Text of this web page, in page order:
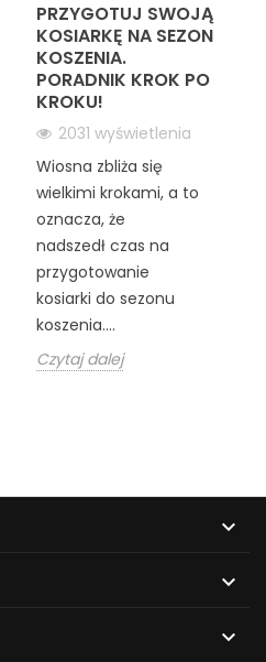
PRZYGOTUJ SWOJĄ
KOSIARKĘ NA SEZON
KOSZENIA.
PORADNIK KROK PO
KROKU!
2031 wyświetlenia
Wiosna zbliża się
wielkimi krokami, a to
oznacza, że
nadszedł czas na
przygotowanie
kosiarki do sezonu
koszenia....
Czytaj dalej


